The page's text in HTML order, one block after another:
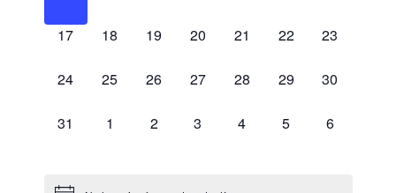
0 eventos,
17 0 eventos,
18 0 eventos,
19 0 eventos,
20 0 eventos,
21 0 eventos,
22 0 eventos,
23
0 eventos,
24 0 eventos,
25 0 eventos,
26 0 eventos,
27 0 eventos,
28 0 eventos,
29 0 eventos,
30
0 eventos,
31 0 eventos,
1 0 eventos,
2 0 eventos,
3 0 eventos,
4 0 eventos,
5 0 eventos,
6